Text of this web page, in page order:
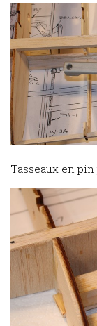
Tasseaux en